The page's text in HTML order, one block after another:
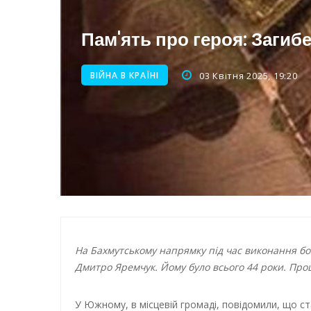
Нічна атака на Одесу:
Енергетична підтримка для
Пам'ять про героя:
ВІЙНА В КРАЇНІ 03 Квітня 2025, 19:20
На Бахмутському напрямку під час виконання
Дмитро Яремчук. Йому було всього 44 роки.
У Южному, в місцевій громаді, повідомили, що